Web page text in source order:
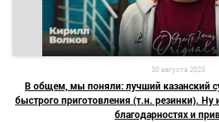
30 августа 2025
В общем, мы поняли: лучший казанский
быстрого приготовления (т.н. резинки).
благодарностях и